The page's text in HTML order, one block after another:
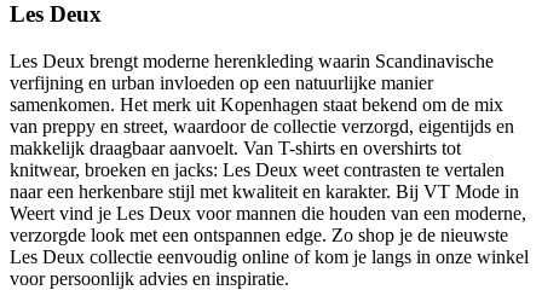
Les Deux
Les Deux brengt moderne herenkleding waarin Scandinavische
verfijning en urban invloeden op een natuurlijke manier
samenkomen. Het merk uit Kopenhagen staat bekend om de mix
van preppy en street, waardoor de collectie verzorgd, eigentijds en
makkelijk draagbaar aanvoelt. Van T-shirts en overshirts tot
knitwear, broeken en jacks: Les Deux weet contrasten te vertalen
naar een herkenbare stijl met kwaliteit en karakter. Bij VT Mode in
Weert vind je Les Deux voor mannen die houden van een moderne,
verzorgde look met een ontspannen edge. Zo shop je de nieuwste
Les Deux collectie eenvoudig online of kom je langs in onze winkel
voor persoonlijk advies en inspiratie.